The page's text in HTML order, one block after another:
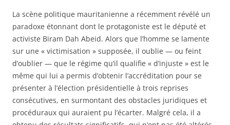
La scène politique mauritanienne a récemment révélé un
paradoxe étonnant dont le protagoniste est le député et
activiste Biram Dah Abeid. Alors que l’homme se lamente
sur une « victimisation » supposée, il oublie — ou feint
d’oublier — que le régime qu’il qualifie « d’injuste » est le
même qui lui a permis d’obtenir l’accréditation pour se
présenter à l’élection présidentielle à trois reprises
consécutives, en surmontant des obstacles juridiques et
procéduraux qui auraient pu l’écarter. Malgré cela, il a